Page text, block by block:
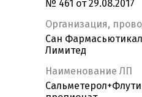
№ 461 от 29.08.2017
Организация,
Сан
Лимитед
Наименование ЛП